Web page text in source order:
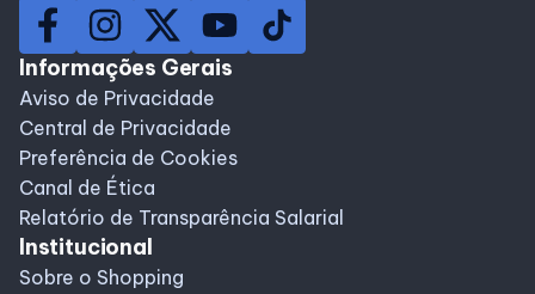
Compre Online
Programa de benefícios
Informações Gerais
Aviso de Privacidade
Central de Privacidade
Preferência de Cookies
Canal de Ética
Relatório de Transparência Salarial
Institucional
Sobre o Shopping